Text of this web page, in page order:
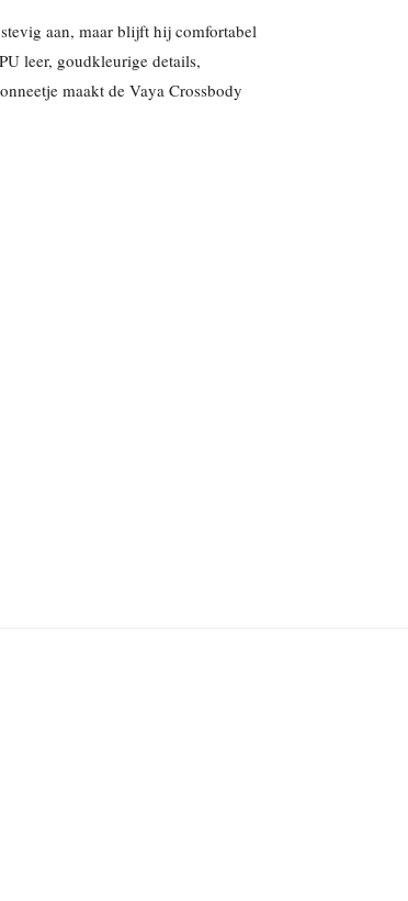
aan, maar blijft hij comfortabel
leer, goudkleurige details,
maakt de Vaya Crossbody